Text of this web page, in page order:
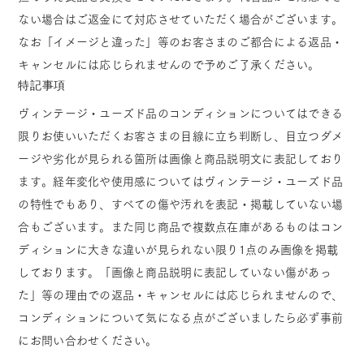
ない場合はご返金にて対応させていただく場合がございます。
なお「イメージと違った」等のお客さまのご都合による返品・
キャンセルには応じられませんので予めご了承ください。
特記事項
ヴィンテージ・ユーズド品のコンディションについてはできる
限りお使いいただくお客さまの目線に立ち判断し、目立つダメ
ージや劣化が見られる箇所は画像と商品説明文に表記しており
ます。経年変化や使用感についてはヴィンテージ・ユーズド品
の特性でもあり、すべての傷や汚れを表記・掲載していない場
合もございます。また同じ商品で複数点在庫があるものはコン
ディションに大きな違いが見られない限り1点のみ画像を掲載
しております。「画像と商品説明に表記していない傷があっ
た」等の理由での返品・キャンセルには応じられませんので、
コンディションについて気になる点がございましたら必ず事前
にお問い合わせください。